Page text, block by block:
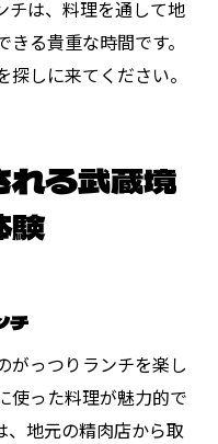
チは、料理を通して地
る貴重な時間です。
しに来てください。
る武蔵境
験
チ
がっつりランチを楽し
使った料理が魅力的で
、地元の精肉店から取